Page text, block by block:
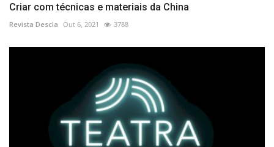
Criar com técnicas e materiais da China
Revista Descla Out 6, 2021 3788